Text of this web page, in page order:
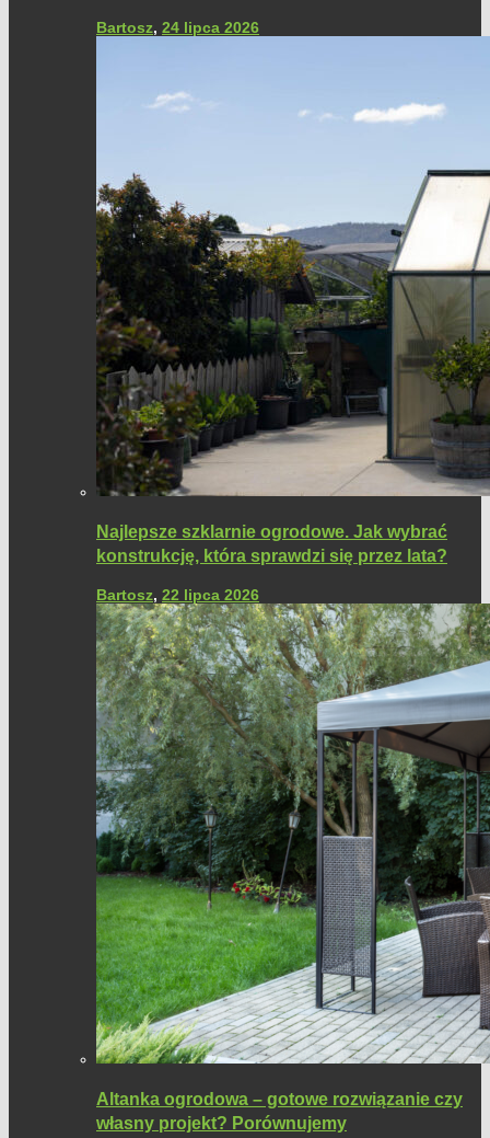
Bartosz, 24 lipca 2026
Najlepsze szklarnie ogrodowe. Jak wybrać
konstrukcję, która sprawdzi się przez lata?
Bartosz, 22 lipca 2026
Altanka ogrodowa – gotowe rozwiązanie czy
własny projekt? Porównujemy